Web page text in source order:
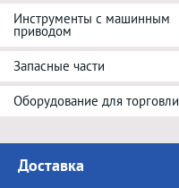
Инструменты с машинным
приводом
Запасные части
Оборудование для торговли
Доставка